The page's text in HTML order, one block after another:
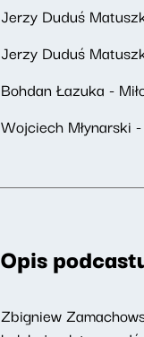
Jerzy Duduś
Jerzy Duduś
Bohdan Łazuka -
Wojciech Młynarski
Opis
Zbigniew